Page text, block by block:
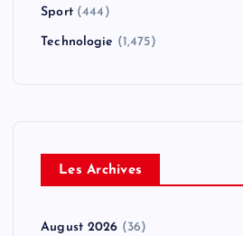
Sport(444)
Technologie (1,475)
Les Archives
August 2026 (36)